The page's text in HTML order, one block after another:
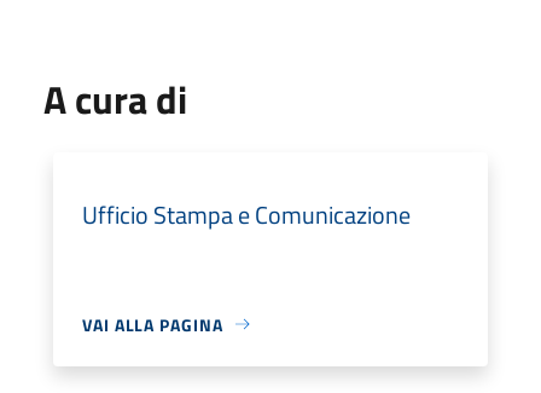
A cura di
Ufficio Stampa e Comunicazione
VAI ALLA PAGINA